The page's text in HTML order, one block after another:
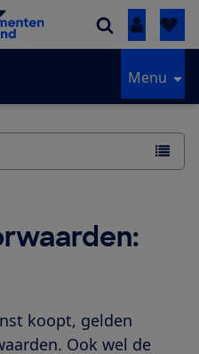
Inloggen
Menu
koopt, gelden
Ook wel de